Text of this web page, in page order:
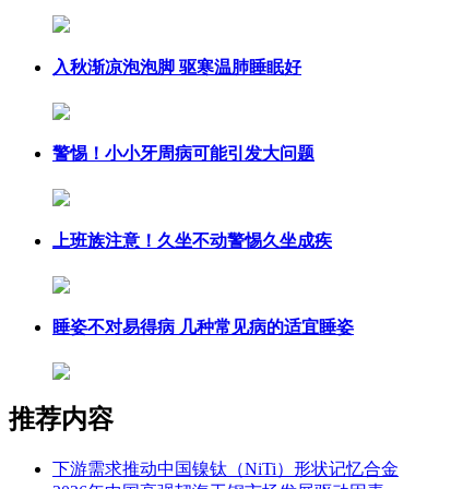
入秋渐凉泡泡脚 驱寒温肺睡眠好
警惕！小小牙周病可能引发大问题
上班族注意！久坐不动警惕久坐成疾
睡姿不对易得病 几种常见病的适宜睡姿
推荐内容
下游需求推动中国镍钛（NiTi）形状记忆合金